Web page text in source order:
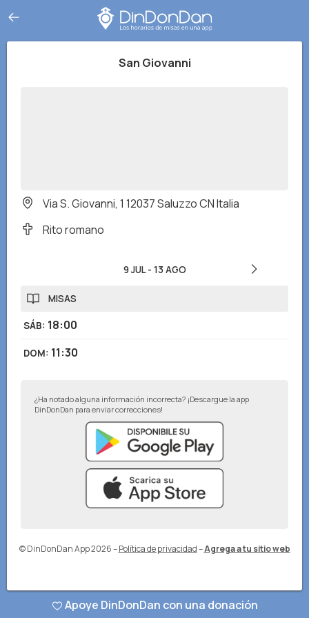
San Giovanni
Via S. Giovanni, 1 12037 Saluzzo CN Italia
Rito romano
9 JUL- 13 AGO
MISAS
SÁB: 18:00
DOM: 11:30
¿Ha notado alguna información incorrecta? ¡Descargue la app
DinDonDan para enviar correcciones!
© DinDonDan App 2026– Política de privacidad–Agrega a tu sitio web
Apoye DinDonDan con una donación